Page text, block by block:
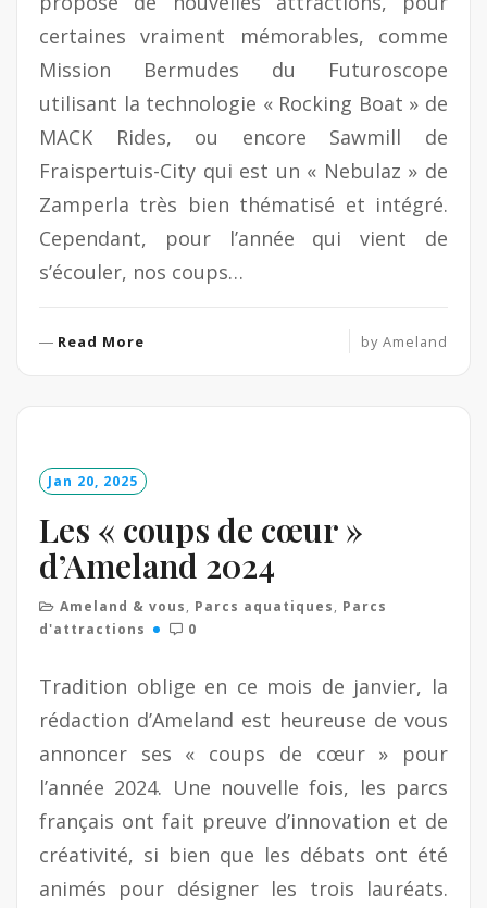
certaines vraiment mémorables, comme
Mission Bermudes du Futuroscope
utilisant la technologie « Rocking Boat » de
MACK Rides, ou encore Sawmill de
Fraispertuis-City qui est un « Nebulaz » de
Zamperla très bien thématisé et intégré.
Cependant, pour l’année qui vient de
s’écouler, nos coups…
Read More
r
by Ameland
Jan 20, 2025
Les « coups de cœur »
d’Ameland 2024
Ameland & vous, Parcs aquatiques, Parcs
d'attractions
0
Tradition oblige en ce mois de janvier, la
rédaction d’Ameland est heureuse de vous
annoncer ses « coups de cœur » pour
l’année 2024. Une nouvelle fois, les parcs
français ont fait preuve d’innovation et de
créativité, si bien que les débats ont été
animés pour désigner les trois lauréats.